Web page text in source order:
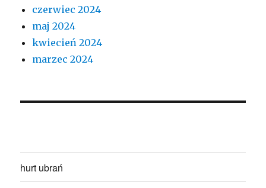
czerwiec 2024
maj 2024
kwiecień 2024
marzec 2024
hurt ubrań